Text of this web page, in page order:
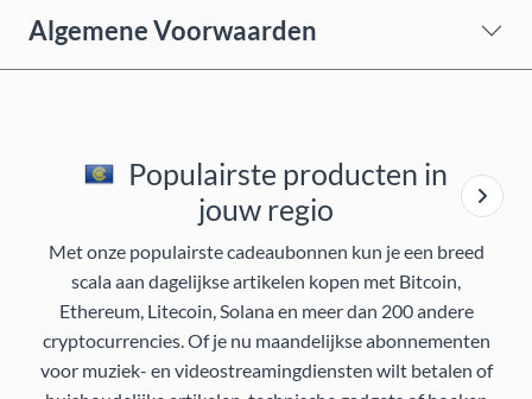
Algemene Voorwaarden
Populairste producten in
jouw regio
Met onze populairste cadeaubonnen kun je een breed
scala aan dagelijkse artikelen kopen met Bitcoin,
Ethereum, Litecoin, Solana en meer dan 200 andere
cryptocurrencies. Of je nu maandelijkse abonnementen
voor muziek- en videostreamingdiensten wilt betalen of